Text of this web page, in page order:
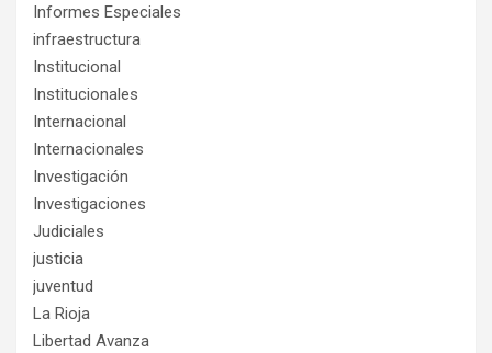
Informes Especiales
infraestructura
Institucional
Institucionales
Internacional
Internacionales
Investigación
Investigaciones
Judiciales
justicia
juventud
La Rioja
Libertad Avanza